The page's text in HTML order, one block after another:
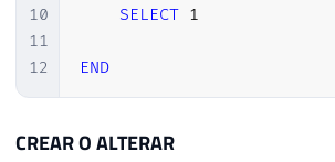
10
11
12
SELECT 1
END
CREAR O ALTERAR